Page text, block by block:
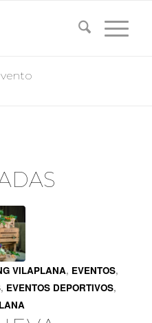
VILAPLANA, EVENTOS,
, EVENTOS DEPORTIVOS,